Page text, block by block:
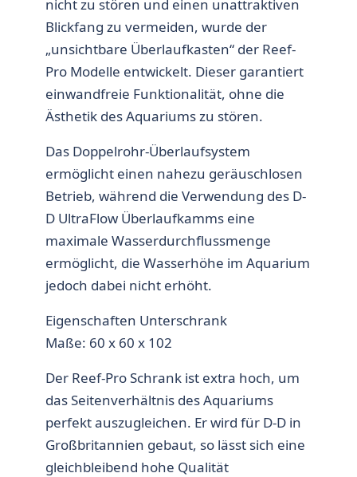
nicht zu stören und einen unattraktiven
Blickfang zu vermeiden, wurde der
„unsichtbare Überlaufkasten“ der Reef-
Pro Modelle entwickelt. Dieser garantiert
einwandfreie Funktionalität, ohne die
Ästhetik des Aquariums zu stören.
Das Doppelrohr-Überlaufsystem
ermöglicht einen nahezu geräuschlosen
Betrieb, während die Verwendung des D-
D UltraFlow Überlaufkamms eine
maximale Wasserdurchflussmenge
ermöglicht, die Wasserhöhe im Aquarium
jedoch dabei nicht erhöht.
Eigenschaften Unterschrank
Maße: 60 x 60 x 102
Der Reef-Pro Schrank ist extra hoch, um
das Seitenverhältnis des Aquariums
perfekt auszugleichen. Er wird für D-D in
Großbritannien gebaut, so lässt sich eine
gleichbleibend hohe Qualität